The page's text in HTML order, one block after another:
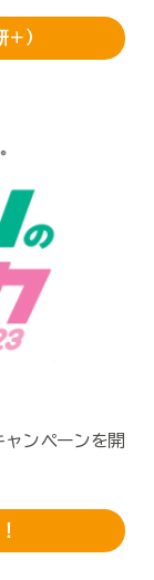
）
ャンペーンを開